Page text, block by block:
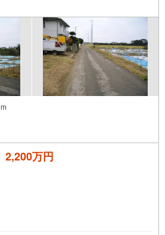
2,200万円